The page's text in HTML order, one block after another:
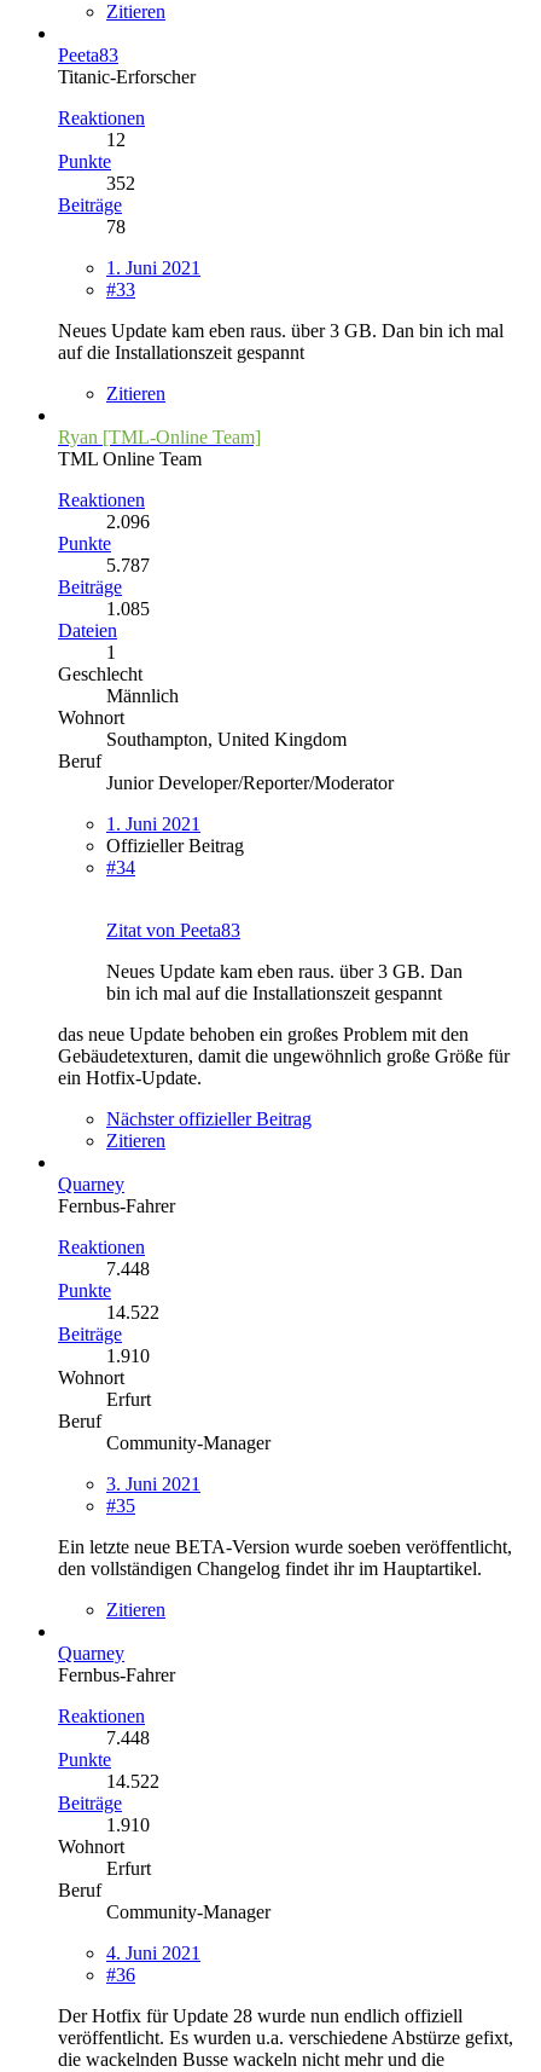
Zitieren
Peeta83
Titanic-Erforscher
Reaktionen
12
Punkte
352
Beiträge
78
1. Juni 2021
#33
Neues Update kam eben raus. über 3 GB. Dan bin ich mal
auf die Installationszeit gespannt
Zitieren
Ryan [TML-Online Team]
TML Online Team
Reaktionen
2.096
Punkte
5.787
Beiträge
1.085
Dateien
1
Geschlecht
Männlich
Wohnort
Southampton, United Kingdom
Beruf
Junior Developer/Reporter/Moderator
1. Juni 2021
Offizieller Beitrag
#34
Zitat von Peeta83
Neues Update kam eben raus. über 3 GB. Dan
bin ich mal auf die Installationszeit gespannt
das neue Update behoben ein großes Problem mit den
Gebäudetexturen, damit die ungewöhnlich große Größe für
ein Hotfix-Update.
Nächster offizieller Beitrag
Zitieren
Quarney
Fernbus-Fahrer
Reaktionen
7.448
Punkte
14.522
Beiträge
1.910
Wohnort
Erfurt
Beruf
Community-Manager
3. Juni 2021
#35
Ein letzte neue BETA-Version wurde soeben veröffentlicht,
den vollständigen Changelog findet ihr im Hauptartikel.
Zitieren
Quarney
Fernbus-Fahrer
Reaktionen
7.448
Punkte
14.522
Beiträge
1.910
Wohnort
Erfurt
Beruf
Community-Manager
4. Juni 2021
#36
Der Hotfix für Update 28 wurde nun endlich offiziell
veröffentlicht. Es wurden u.a. verschiedene Abstürze gefixt,
die wackelnden Busse wackeln nicht mehr und die